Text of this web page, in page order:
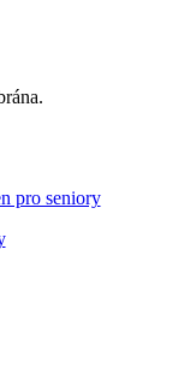
pro seniory